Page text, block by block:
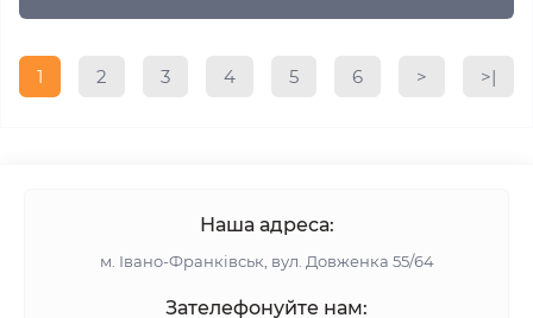
1 2 3 4 5 6 > >|
Наша адреса:
м. Івано-Франківськ, вул. Довженка 55/64
Зателефонуйте нам: